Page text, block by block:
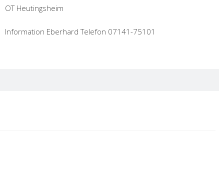
OT Heutingsheim
Information Eberhard Telefon 07141-75101